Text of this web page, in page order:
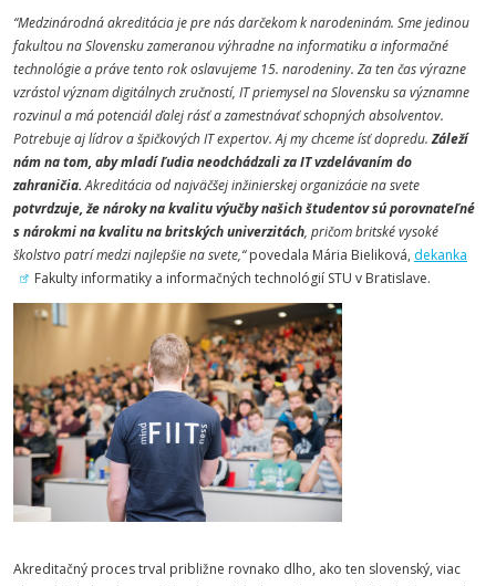
“Medzinárodná akreditácia je pre nás darčekom k narodeninám. Sme jedinou
fakultou na Slovensku zameranou výhradne na informatiku a informačné
technológie a práve tento rok oslavujeme 15. narodeniny. Za ten čas výrazne
vzrástol význam digitálnych zručností, IT priemysel na Slovensku sa významne
rozvinul a má potenciál ďalej rásť a zamestnávať schopných absolventov.
Potrebuje aj lídrov a špičkových IT expertov. Aj my chceme ísť dopredu.Záleží
nám na tom, aby mladí ľudia neodchádzali za IT vzdelávaním do
zahraničia.Akreditácia od najväčšej inžinierskej organizácie na svete
potvrdzuje, že nároky na kvalitu výučby našich študentov sú porovnateľné
s nárokmi na kvalitu na britských univerzitách, pričom britské vysoké
školstvo patrí medzi najlepšie na svete,“povedala Mária Bieliková, dekanka
Fakulty informatiky a informačných technológií STU v Bratislave.
Akreditačný proces trval približne rovnako dlho, ako ten slovenský, viac